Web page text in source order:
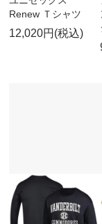
Renew Ｔシャツ
12,020円(税込)